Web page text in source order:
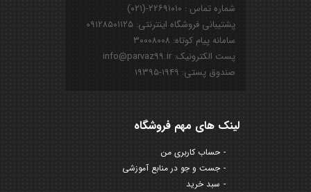
شماره تماس : ۲۲۶۹۱۰۱۰-(۰۲۱)
پشتیبانی فروشگاه اینترنتی: ۰۹۱۲۸۵۰۱۱۲۵
سامانه پیام کوتاه: ۳۰۰۰۸۰۰۸
پست الکترونیک: info@parvaz99.ir
صندوق پستی: ۱۹۴۹-۱۹۳۹۵
لینک های مهم فروشگاه
حساب کاربری من
جست و جو در منابع آموزشی
سبد خرید